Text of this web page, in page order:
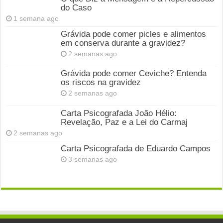
do Caso
1 semana ago
Grávida pode comer picles e alimentos
em conserva durante a gravidez?
2 semanas ago
Grávida pode comer Ceviche? Entenda
os riscos na gravidez
2 semanas ago
Carta Psicografada João Hélio:
Revelação, Paz e a Lei do Carmaj
2 semanas ago
Carta Psicografada de Eduardo Campos
3 semanas ago